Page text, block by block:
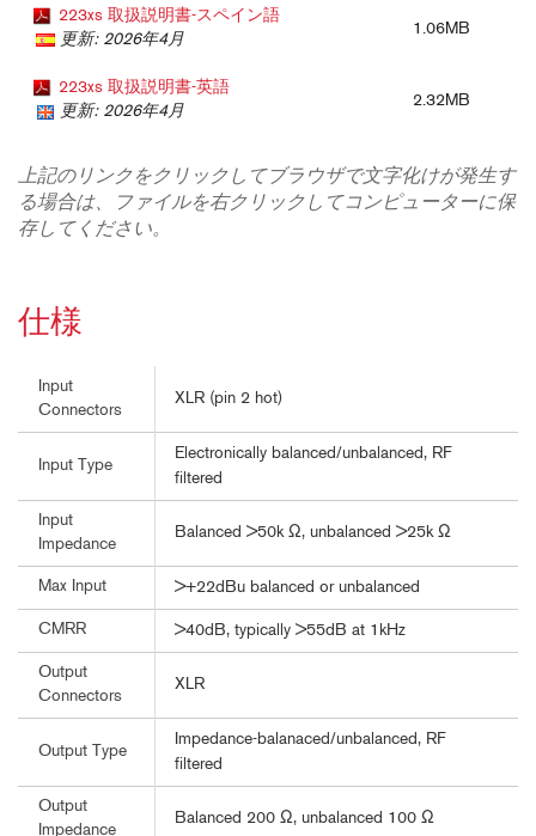
223xs 取扱説明書-スペイン語
更新: 2026年4月
1.06MB
223xs 取扱説明書-英語
更新: 2026年4月
2.32MB
上記のリンクをクリックしてブラウザで文字化けが発生す
る場合は、ファイルを右クリックしてコンピューターに保
存してください。
仕様
Input
Connectors
XLR (pin 2 hot)
Input Type
Electronically balanced/unbalanced, RF
filtered
Input
Impedance
Balanced >50k Ω, unbalanced >25k Ω
Max Input >+22dBu balanced or unbalanced
CMRR >40dB, typically >55dB at 1kHz
Output
Connectors
XLR
Output Type
Impedance-balanaced/unbalanced, RF
filtered
Output
Impedance
Balanced 200 Ω, unbalanced 100 Ω